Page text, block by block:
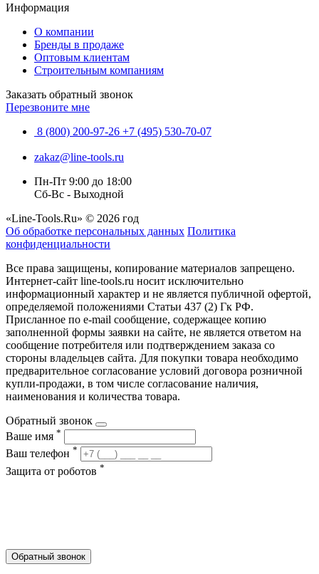
Информация
О компании
Бренды в продаже
Оптовым клиентам
Строительным компаниям
Заказать обратный звонок
Перезвоните мне
8 (800) 200-97-26 +7 (495) 530-70-07
zakaz@line-tools.ru
Пн-Пт 9:00 до 18:00
Сб-Вс - Выходной
«Line-Tools.Ru» © 2026 год
Об обработке персональных данных Политика
конфиденциальности
Все права защищены, копирование материалов запрещено.
Интернет-сайт line-tools.ru носит исключительно
информационный характер и не является публичной офертой,
определяемой положениями Статьи 437 (2) Гк РФ.
Присланное по e-mail сообщение, содержащее копию
заполненной формы заявки на сайте, не является ответом на
сообщение потребителя или подтверждением заказа со
стороны владельцев сайта. Для покупки товара необходимо
предварительное согласование условий договора розничной
купли-продажи, в том числе согласование наличия,
наименования и количества товара.
Обратный звонок
Ваше имя *
Ваш телефон *
Защита от роботов *
Обратный звонок